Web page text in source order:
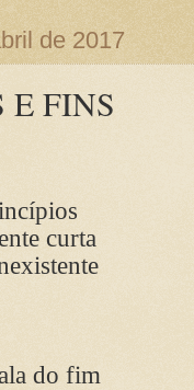
de 2017
E FINS
curta
do fim